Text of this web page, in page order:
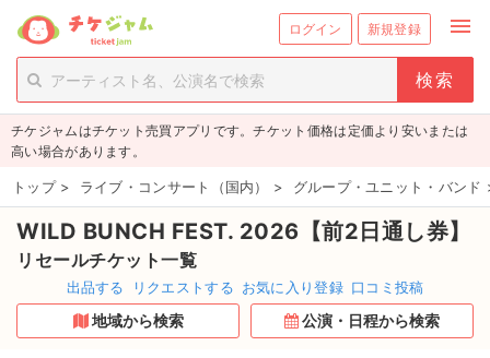
ログイン 新規登録 menu
person_add 新規会員登録
チケットを探す
新着チケット
値下げしたチケット
都道府県からチケットを探す
もうすぐ開催のチケット
チケジャムはチケット売買アプリです。チケット価格は定価より安いまたは
高い場合があります。
トップ > ライブ・コンサート（国内） > グループ・ユニット・バンド
WILD BUNCH FEST. 2026【前2日通し券】
リセールチケット一覧
出品する リクエストする お気に入り登録 口コミ投稿
地域から検索 公演・日程から検索